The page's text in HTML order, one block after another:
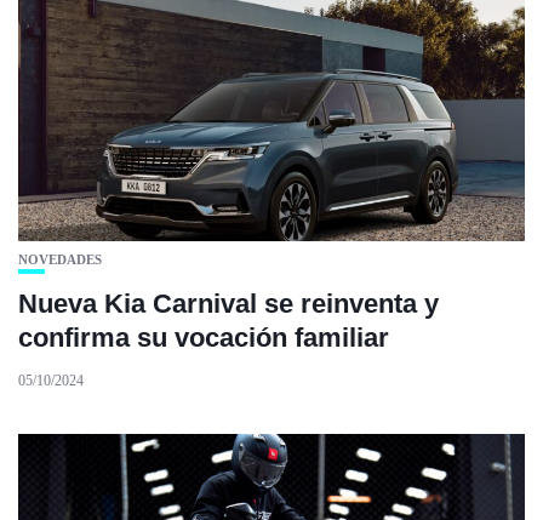
NOVEDADES
Nueva Kia Carnival se reinventa y
confirma su vocación familiar
05/10/2024